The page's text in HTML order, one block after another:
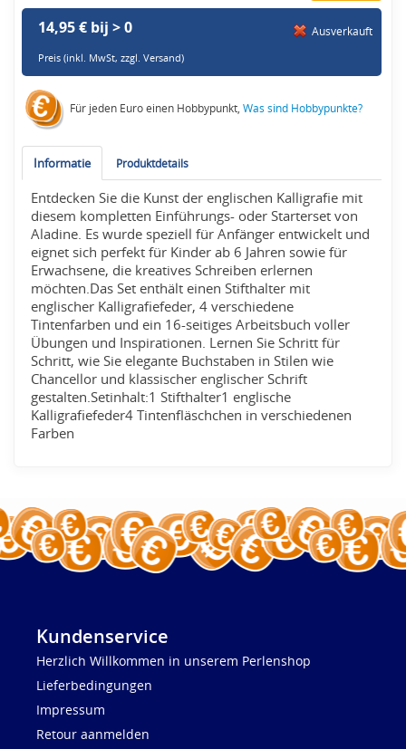
14,95 € bij > 0
Preis (inkl. MwSt,zzgl. Versand)
Ausverkauft
Für jeden Euro einen Hobbypunkt,Was sind Hobbypunkte?
Informatie Produktdetails
Entdecken Sie die Kunst der englischen Kalligrafie mit
diesem kompletten Einführungs- oder Starterset von
Aladine. Es wurde speziell für Anfänger entwickelt und
eignet sich perfekt für Kinder ab 6 Jahren sowie für
Erwachsene, die kreatives Schreiben erlernen
möchten.Das Set enthält einen Stifthalter mit
englischer Kalligrafiefeder, 4 verschiedene
Tintenfarben und ein 16-seitiges Arbeitsbuch voller
Übungen und Inspirationen. Lernen Sie Schritt für
Schritt, wie Sie elegante Buchstaben in Stilen wie
Chancellor und klassischer englischer Schrift
gestalten.Setinhalt:1 Stifthalter1 englische
Kalligrafiefeder4 Tintenfläschchen in verschiedenen
Farben
Kundenservice
Herzlich Willkommen in unserem Perlenshop
Lieferbedingungen
Impressum
Retour aanmelden